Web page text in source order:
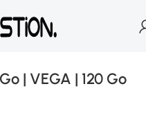
| VEGA | 120 Go